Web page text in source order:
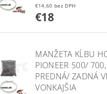
€14,60 bez DPH
€18
MANŽETA KĹBU
PIONEER 500/
PREDNÁ/ ZADNÁ
VONKAJŠIA